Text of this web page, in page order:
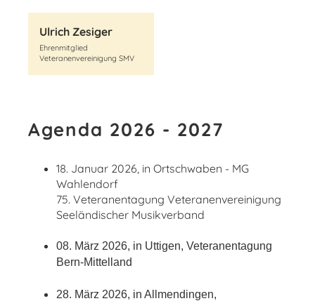
Ulrich Zesiger
Ehrenmitglied
Veteranenvereinigung SMV
Agenda 2026 - 2027
18. Januar 2026, in Ortschwaben - MG
Wahlendorf
75. Veteranentagung Veteranenvereinigung
Seeländischer Musikverband
08. März 2026, in Uttigen, Veteranentagung
Bern-Mittelland
28. März 2026, in Allmendingen,